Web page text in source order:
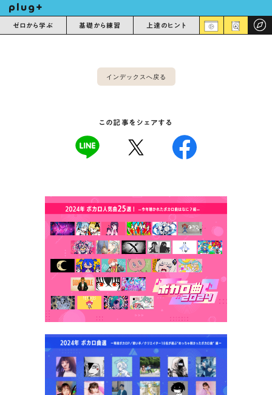
ゼロから学ぶ 基礎から練習 上達のヒント
インデックスへ戻る
この記事をシェアする